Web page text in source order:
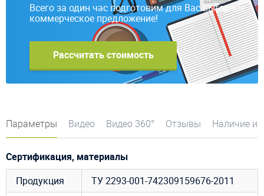
Всего за один час подготовим для Вас выгодное
коммерческое предложение!
Рассчитать стоимость
Параметры Видео Видео 360° Отзывы Наличие и
Сертификация, материалы
Продукция
ТУ 2293-001-742309159676-2011